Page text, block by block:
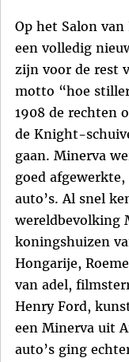
Op het Salon
een volledig
zijn voor de rest
motto “hoe
1908 de rechten
de Knight-
gaan. Minerva
goed
auto’s. Al snel
wereldbevolking
koningshuizen
Hongarije,
van adel,
Henry Ford,
een Minerva uit
auto’s ging